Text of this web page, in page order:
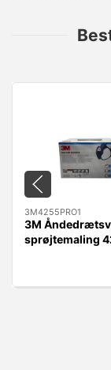
3M4255PRO1
3M
sprøjtemaling